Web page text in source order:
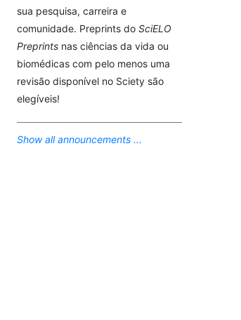
sua pesquisa, carreira e
comunidade. Preprints do SciELO
Preprintsnas ciências da vida ou
biomédicas com pelo menos uma
revisão disponível no Sciety são
elegíveis!
Show all announcements ...